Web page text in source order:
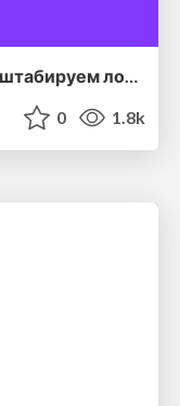
зыки, платформы, версии: масштабируем локализацию — Алексей Тимин(Badoo)
0 1.8k